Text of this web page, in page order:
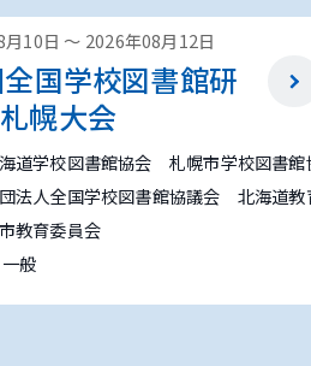
月10日 ～ 2026年08月12日
全国学校図書館研
札幌大会
海道学校図書館協会 札幌市学校図書館
法人全国学校図書館協議会 北海道教
教育委員会
般